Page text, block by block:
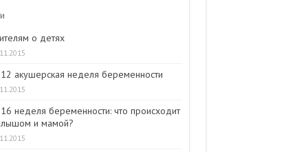
о детях
12 акушерская неделя беременности
16 неделя беременности: что происходит
и мамой?